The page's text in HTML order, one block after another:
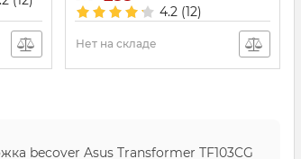
4.2 (12)
Нет на складе
becover Asus Transformer TF103CG